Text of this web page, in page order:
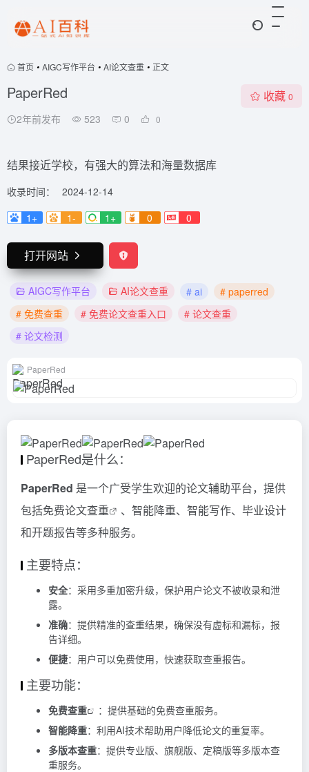
首页 • AIGC写作平台 • AI论文查重 • 正文
PaperRed
2年前发布 523 0 0
收藏 0
结果接近学校，有强大的算法和海量数据库
收录时间：
2024-12-14
1+
1- 1+ 0 0
打开网站
AIGC写作平台 AI论文查重 # ai
# paperred
# 免费查重
# 免费论文查重入口
# 论文查重
# 论文检测
PaperRed
PaperRed是什么：
PaperRed 是一个广受学生欢迎的论文辅助平台，提供
包括免费论文查重
、智能降重、智能写作、毕业设计
和开题报告等多种服务。
主要特点：
安全：采用多重加密升级，保护用户论文不被收录和泄
露。
准确：提供精准的查重结果，确保没有虚标和漏标，报
告详细。
便捷：用户可以免费使用，快速获取查重报告。
主要功能：
免费查重
：提供基础的免费查重服务。
智能降重：利用AI技术帮助用户降低论文的重复率。
多版本查重：提供专业版、旗舰版、定稿版等多版本查
重服务。